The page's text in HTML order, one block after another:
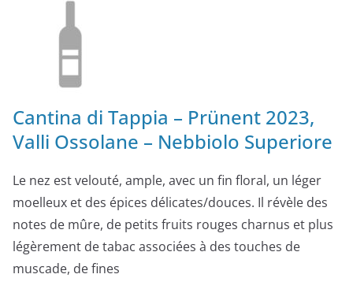
Cantina di Tappia – Prünent 2023,
Valli Ossolane – Nebbiolo Superiore
Le nez est velouté, ample, avec un fin floral, un léger
moelleux et des épices délicates/douces. Il révèle des
notes de mûre, de petits fruits rouges charnus et plus
légèrement de tabac associées à des touches de
muscade, de fines